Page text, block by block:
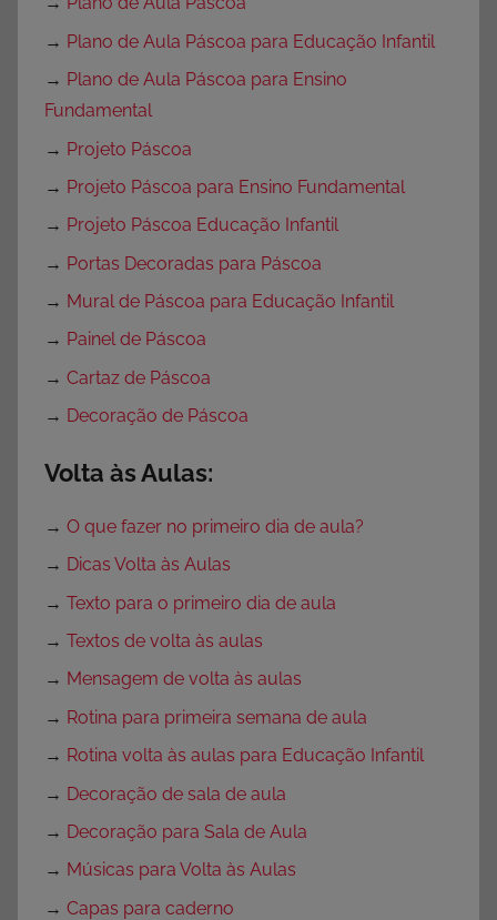
→ Plano de Aula Páscoa para Educação Infantil
→ Plano de Aula Páscoa para Ensino
Fundamental
→ Projeto Páscoa
→ Projeto Páscoa para Ensino Fundamental
→ Projeto Páscoa Educação Infantil
→ Portas Decoradas para Páscoa
→ Mural de Páscoa para Educação Infantil
→ Painel de Páscoa
→ Cartaz de Páscoa
→ Decoração de Páscoa
Volta às Aulas:
→ O que fazer no primeiro dia de aula?
→ Dicas Volta às Aulas
→ Texto para o primeiro dia de aula
→ Textos de volta às aulas
→ Mensagem de volta às aulas
→ Rotina para primeira semana de aula
→ Rotina volta às aulas para Educação Infantil
→ Decoração de sala de aula
→ Decoração para Sala de Aula
→ Músicas para Volta às Aulas
→ Capas para caderno